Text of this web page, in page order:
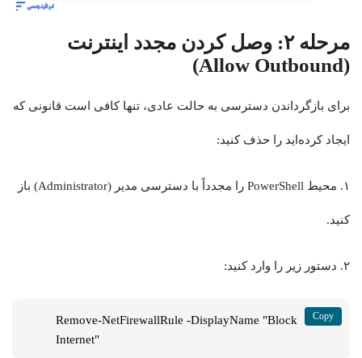
مرحله ۲: وصل کردن مجدد اینترنت
(Allow Outbound)
برای بازگرداندن دسترسی به حالت عادی، تنها کافی است قانونی که
ایجاد کرده‌اید را حذف کنید:
۱. محیط PowerShell را مجدداً با دسترسی مدیر (Administrator) باز
کنید.
۲. دستور زیر را وارد کنید:
Remove-NetFirewallRule -DisplayName "Block
Internet"